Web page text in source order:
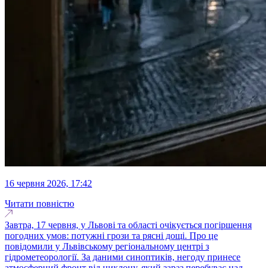
16 червня 2026, 17:42
Читати повністю
Завтра, 17 червня, у Львові та області очікується погіршення
погодних умов: потужні грози та рясні дощі. Про це
повідомили у Львівському регіональному центрі з
гідрометеорології. За даними синоптиків, негоду принесе